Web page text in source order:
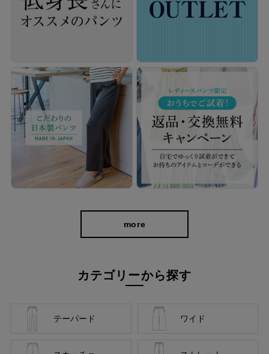
cafeからtabiまで、日常を上質に
自分に似合うものを知っている人、年齢を重ねるごとに輝く
日常と分けず、近所のカフェで過ごす日常も、ふらっと楽し
む旅行先でも、快適に過ごすための商品づくりを目指してい
ます。
more
カテゴリーから探す
テーパード ワイド